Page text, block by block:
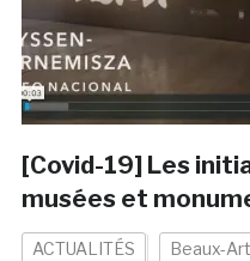
[Covid-19] Les
musées et
ACTUALITÉS Beaux-